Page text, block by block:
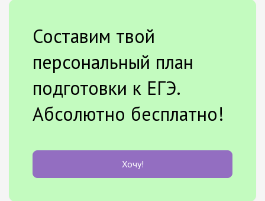
Составим твой
персональный план
подготовки к ЕГЭ.
Абсолютно бесплатно!
Хочу!